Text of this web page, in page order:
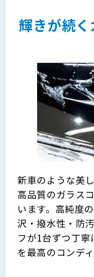
輝きが続
新車のような美
高品質のガラス
います。高純度
沢・撥水性・防
フが1台ずつ丁
を最高のコンデ